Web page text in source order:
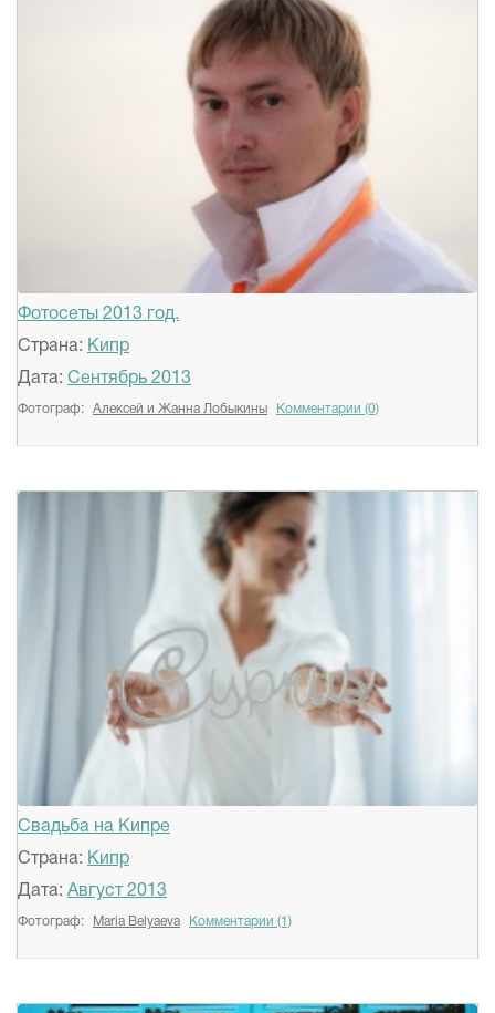
Фотосеты 2013 год.
Страна: Кипр
Дата: Сентябрь 2013
Фотограф: Алексей и Жанна Лобыкины Комментарии (0)
Свадьба на Кипре
Страна: Кипр
Дата: Август 2013
Фотограф: Maria Belyaeva Комментарии (1)